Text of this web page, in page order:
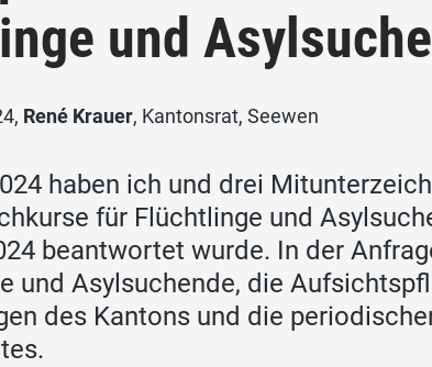
und
René Krauer, Kantonsrat, Seewen
haben ich und drei
für Flüchtlinge und
beantwortet wurde. In der
und Asylsuchende, die
des Kantons und die